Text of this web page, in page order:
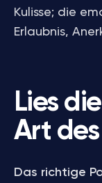
Kulisse; die
Erlaubnis,
Lies
Art
Das richtige